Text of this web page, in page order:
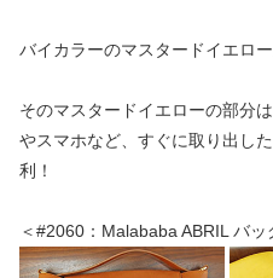
バイカラーのマスタードイエロー
そのマスタードイエローの部分
やスマホなど、すぐに取り出し
利！
＜#2060：Malababa ABRIL バッ